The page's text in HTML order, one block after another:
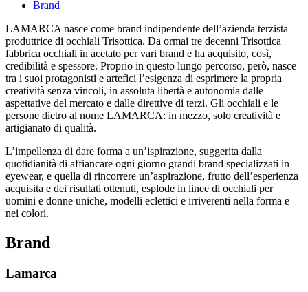
Brand
LAMARCA nasce come brand indipendente dell’azienda terzista
produttrice di occhiali Trisottica. Da ormai tre decenni Trisottica
fabbrica occhiali in acetato per vari brand e ha acquisito, così,
credibilità e spessore. Proprio in questo lungo percorso, però, nasce
tra i suoi protagonisti e artefici l’esigenza di esprimere la propria
creatività senza vincoli, in assoluta libertà e autonomia dalle
aspettative del mercato e dalle direttive di terzi. Gli occhiali e le
persone dietro al nome LAMARCA: in mezzo, solo creatività e
artigianato di qualità.
L’impellenza di dare forma a un’ispirazione, suggerita dalla
quotidianità di affiancare ogni giorno grandi brand specializzati in
eyewear, e quella di rincorrere un’aspirazione, frutto dell’esperienza
acquisita e dei risultati ottenuti, esplode in linee di occhiali per
uomini e donne uniche, modelli eclettici e irriverenti nella forma e
nei colori.
Brand
Lamarca